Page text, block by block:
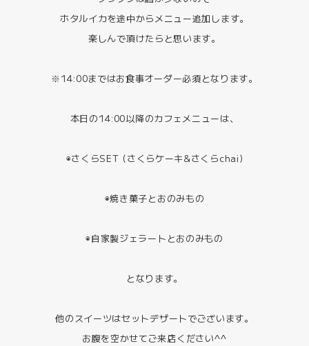
ホタルイカを途中からメニュー追加します。
楽しんで頂けたらと思います。
※14:00まではお食事オーダー必須となります。
本日の14:00以降のカフェメニューは、
◉さくらSET (さくらケーキ&さくらchai)
◉焼き菓子とおのみもの
◉自家製ジェラートとおのみもの
となります。
他のスイーツはセットデザートでございます。
お腹を空かせてご来店ください^^